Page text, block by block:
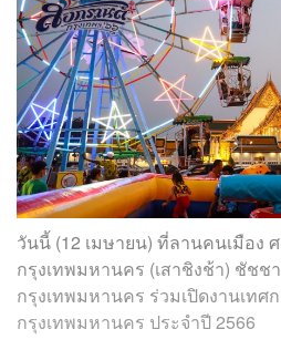
วันนี้ (12 เมษายน) ที่ลานคนเมือง
กรุงเทพมหานคร (เสาชิงช้า) ชัช
กรุงเทพมหานคร ร่วมเปิดงานเทศ
กรุงเทพมหานคร ประจำปี 2566